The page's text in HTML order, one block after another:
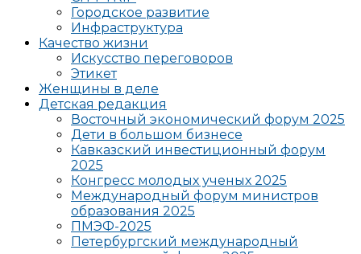
Городское развитие
Инфраструктура
Качество жизни
Искусство переговоров
Этикет
Женщины в деле
Детская редакция
Восточный экономический форум 2025
Дети в большом бизнесе
Кавказский инвестиционный форум
2025
Конгресс молодых ученых 2025
Международный форум министров
образования 2025
ПМЭФ-2025
Петербургский международный